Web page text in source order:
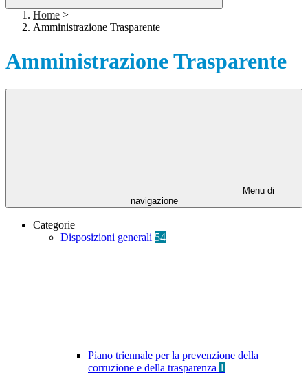
Home >
Amministrazione Trasparente
Amministrazione Trasparente
Menu di
navigazione
Categorie
Disposizioni generali 54
Piano triennale per la prevenzione della
corruzione e della trasparenza 1